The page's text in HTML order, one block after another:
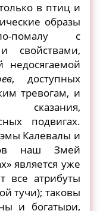
в птиц и
образы
помалу с
свойствами,
недосягаемой
, доступных
тревогам, и
сказания,
подвигах.
Калевалы и
наш Змей
является уже
все атрибуты
тучи); таковы
и богатыри,